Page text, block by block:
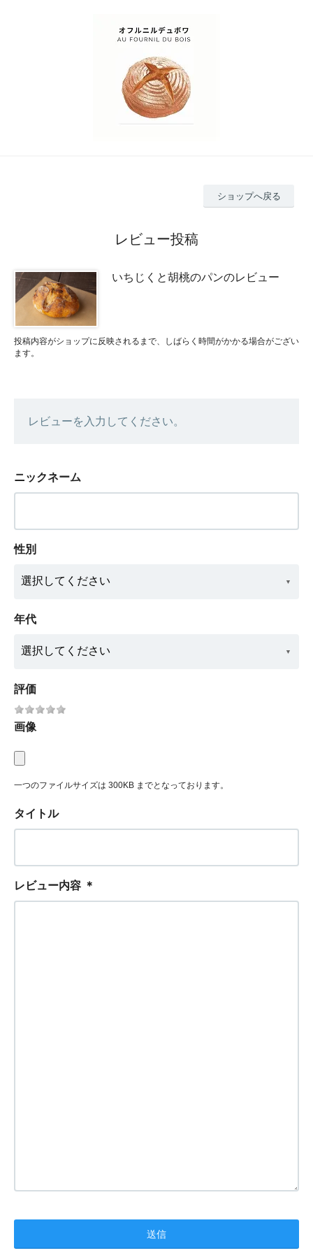
ショップへ戻る
レビュー投稿
いちじくと胡桃のパンのレビュー
投稿内容がショップに反映されるまで、しばらく時間がかかる場合がござい
ます。
レビューを入力してください。
ニックネーム
性別
年代
評価
画像
一つのファイルサイズは 300KB までとなっております。
タイトル
レビュー内容 ＊